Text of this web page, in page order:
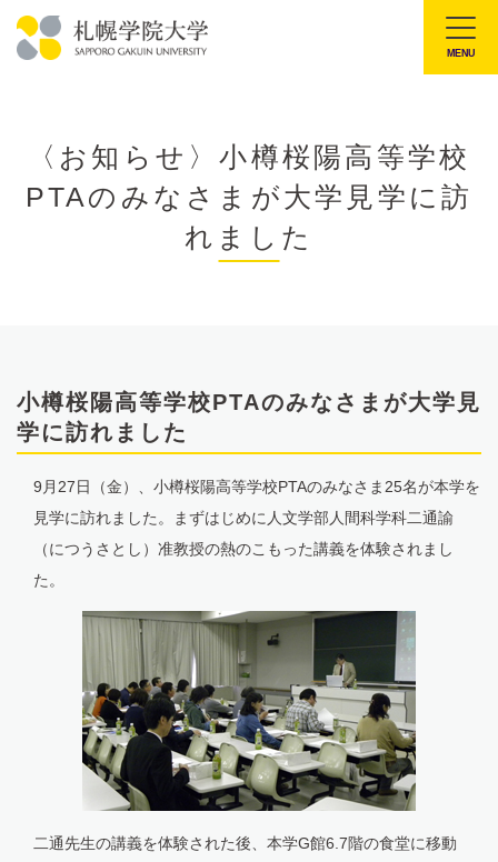
文
大
MENU
〈お知らせ〉小樽桜陽高等学校
PTAのみなさまが大学見学に訪
れました
小樽桜陽高等学校PTAのみなさまが大学見
学に訪れました
9月27日（金）、小樽桜陽高等学校PTAのみなさま25名が本学を
見学に訪れました。まずはじめに人文学部人間科学科二通諭
（につうさとし）准教授の熱のこもった講義を体験されまし
た。
二通先生の講義を体験された後、本学G館6.7階の食堂に移動